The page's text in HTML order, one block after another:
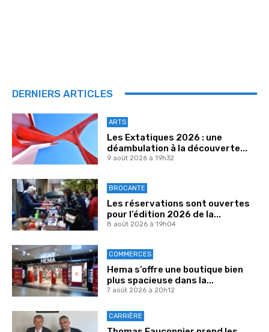
DERNIERS ARTICLES
ARTS
Les Extatiques 2026 : une
déambulation à la découverte...
9 août 2026 à 19h32
BROCANTE
Les réservations sont ouvertes
pour l’édition 2026 de la...
8 août 2026 à 19h04
COMMERCES
Hema s’offre une boutique bien
plus spacieuse dans la...
7 août 2026 à 20h12
CARRIÈRE